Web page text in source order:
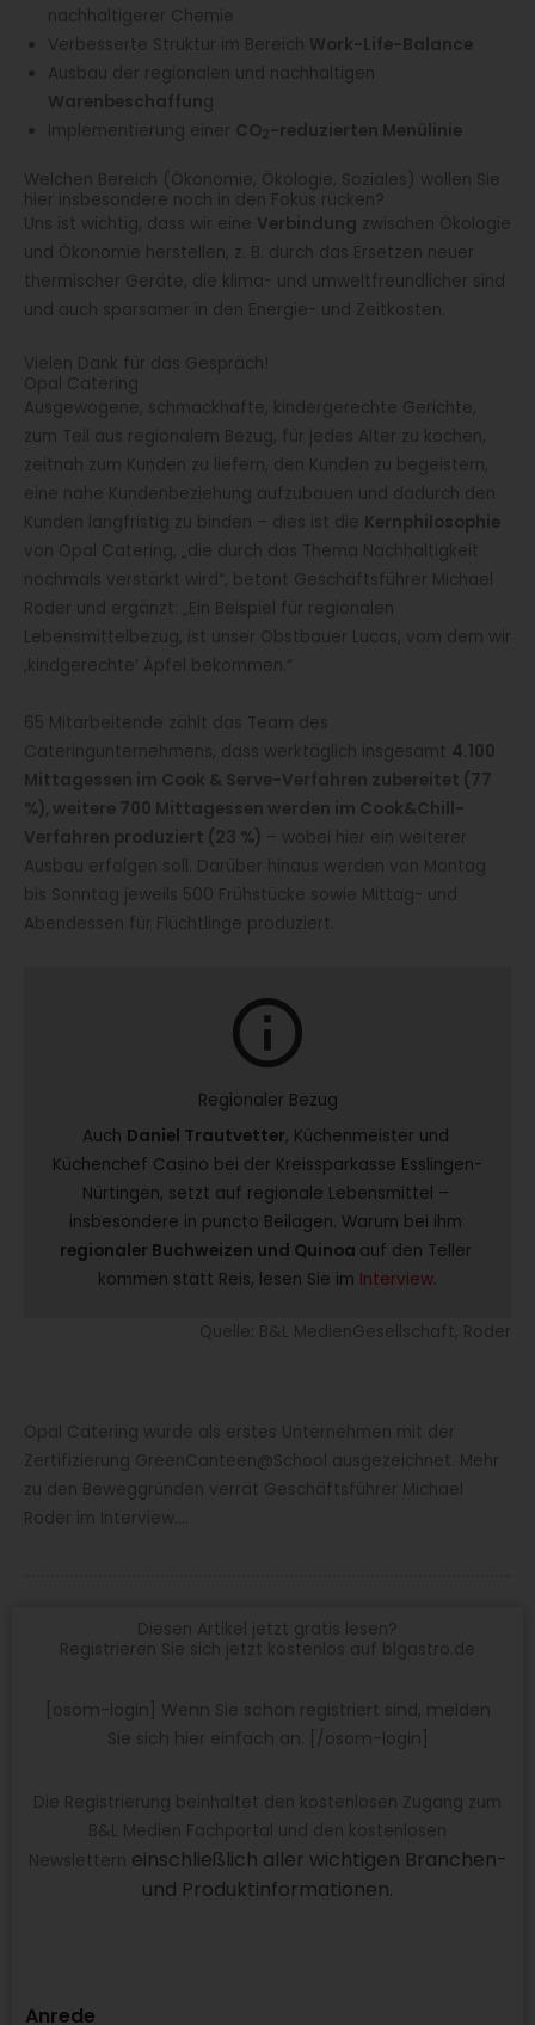
nachhaltigerer Chemie
Verbesserte Struktur im Bereich Work-Life-Balance
Ausbau der regionalen und nachhaltigen
Warenbeschaffung
Implementierung einer CO2-reduzierten Menülinie
Welchen Bereich (Ökonomie, Ökologie, Soziales) wollen Sie
hier insbesondere noch in den Fokus rücken?
Uns ist wichtig, dass wir eine Verbindung zwischen Ökologie
und Ökonomie herstellen, z. B. durch das Ersetzen neuer
thermischer Geräte, die klima- und umweltfreundlicher sind
und auch sparsamer in den Energie- und Zeitkosten.
Vielen Dank für das Gespräch!
Opal Catering
Ausgewogene, schmackhafte, kindergerechte Gerichte,
zum Teil aus regionalem Bezug, für jedes Alter zu kochen,
zeitnah zum Kunden zu liefern, den Kunden zu begeistern,
eine nahe Kundenbeziehung aufzubauen und dadurch den
Kunden langfristig zu binden – dies ist die Kernphilosophie
von Opal Catering, „die durch das Thema Nachhaltigkeit
nochmals verstärkt wird“, betont Geschäftsführer Michael
Roder und ergänzt: „Ein Beispiel für regionalen
Lebensmittelbezug, ist unser Obstbauer Lucas, vom dem wir
,kindgerechte‘ Äpfel bekommen.“
65 Mitarbeitende zählt das Team des
Cateringunternehmens, dass werktäglich insgesamt 4.100
Mittagessen im Cook & Serve-Verfahren zubereitet (77
%), weitere 700 Mittagessen werden im Cook&Chill-
Verfahren produziert (23 %) – wobei hier ein weiterer
Ausbau erfolgen soll. Darüber hinaus werden von Montag
bis Sonntag jeweils 500 Frühstücke sowie Mittag- und
Abendessen für Flüchtlinge produziert.
info
Regionaler Bezug
Auch Daniel Trautvetter, Küchenmeister und
Küchenchef Casino bei der Kreissparkasse Esslingen-
Nürtingen, setzt auf regionale Lebensmittel –
regionaler Buchweizen und Quinoa auf den Teller
kommen statt Reis, lesen Sie im Interview.
Quelle: B&L MedienGesellschaft, Roder
Opal Catering wurde als erstes Unternehmen mit der
Zertifizierung GreenCanteen@School ausgezeichnet. Mehr
zu den Beweggründen verrät Geschäftsführer Michael
Roder im Interview....
Diesen Artikel jetzt gratis lesen?
Registrieren Sie sich jetzt kostenlos auf blgastro.de
[osom-login] Wenn Sie schon registriert sind, melden
Sie sich hier einfach an. [/osom-login]
Die Registrierung beinhaltet den kostenlosen Zugang zum
B&L Medien Fachportal und den kostenlosen
Newslettern einschließlich aller wichtigen Branchen-
und Produktinformationen.
Anrede